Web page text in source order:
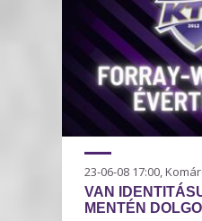
23-06-08 17:00,
VAN
MENTÉN